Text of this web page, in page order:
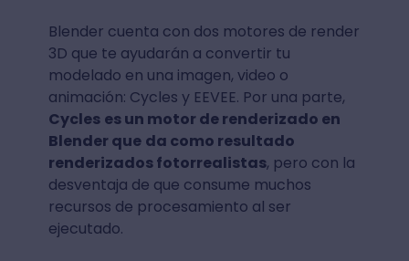
Blender cuenta con dos motores de render
3D que te ayudarán a convertir tu
modelado en una imagen, video o
animación: Cycles y EEVEE. Por una parte,
Cycles es un motor de renderizado en
Blender que da como resultado
renderizados fotorrealistas, pero con la
desventaja de que consume muchos
recursos de procesamiento al ser
ejecutado.